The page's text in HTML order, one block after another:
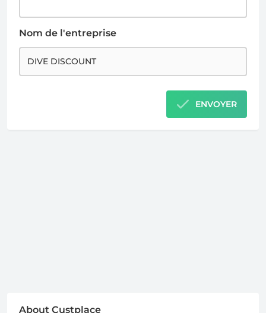
Nom de l'entreprise
ENVOYER
About Custplace